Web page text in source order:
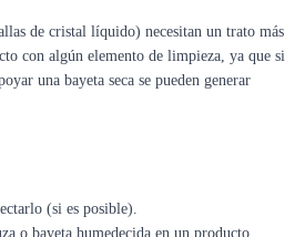
de cristal líquido) necesitan un trato más
con algún elemento de limpieza, ya que si
una bayeta seca se pueden generar
(si es posible).
o bayeta humedecida en un producto